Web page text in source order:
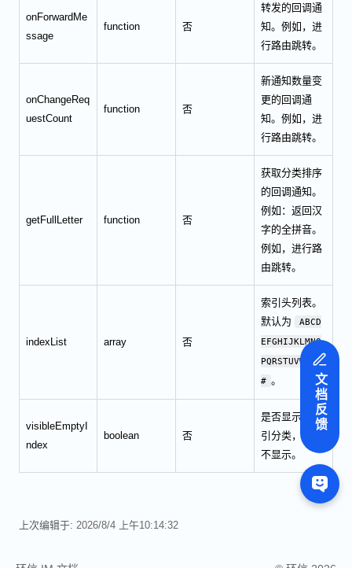
onForwardMe
ssage
function 否
转发的回调通
知。例如，进
行路由跳转。
onChangeReq
uestCount
function 否
新通知数量变
更的回调通
知。例如，进
行路由跳转。
getFullLetter function 否
获取分类排序
的回调通知。
例如：返回汉
字的全拼音。
例如，进行路
由跳转。
indexList array 否
索引头列表。
默认为
ABCD
EFGHIJKLMNO
PQRSTUVWXYZ
# 。
visibleEmptyI
ndex
boolean 否
是否显示空索
引分类，默认
不显示。
上次编辑于: 2026/8/4 上午10:14:32
文档反馈